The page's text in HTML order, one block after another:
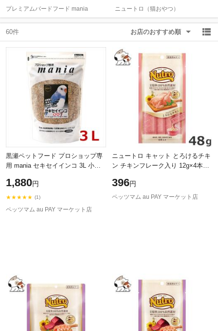
プレミアムバードフード mania
ニュートロ（猫おやつ）
60件 お店のおすすめ順
黒瀬ペットフード プロショップ専
用 mania セキセイインコ 3L 小鳥
1,880円
★★★★★ (1)
ペッツマム au PAY マーケット店
ニュートロ キャット とろけるチキ
ン チキンフレーク入り 12g×4本
396円
ペッツマム au PAY マーケット店
除外ワード
除外ワード